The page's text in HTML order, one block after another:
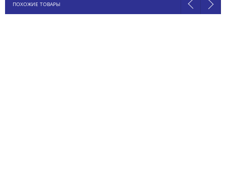
ПОХОЖИЕ ТОВАРЫ